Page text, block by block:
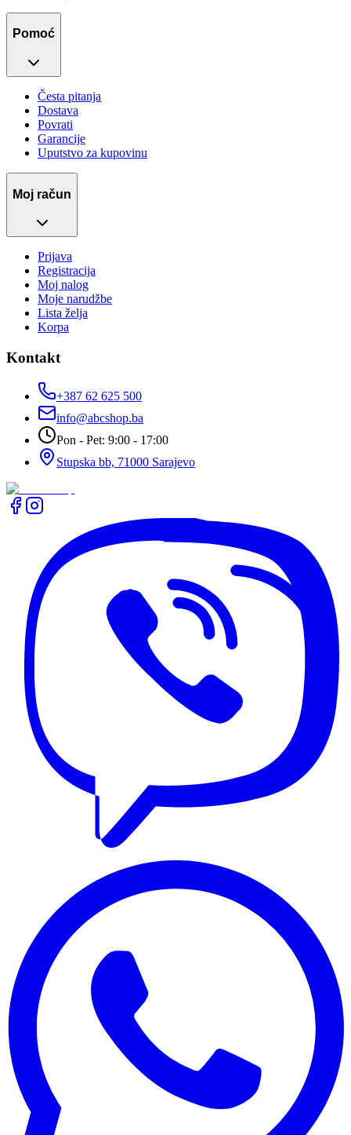
Pomoć
Česta pitanja
Dostava
Povrati
Garancije
Uputstvo za kupovinu
Moj račun
Prijava
Registracija
Moj nalog
Moje narudžbe
Lista želja
Korpa
Kontakt
+387 62 625 500
info@abcshop.ba
Pon - Pet: 9:00 - 17:00
Stupska bb, 71000 Sarajevo